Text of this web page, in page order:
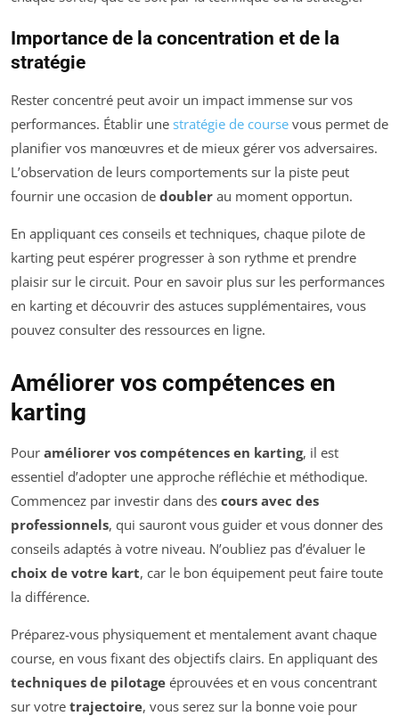
Importance de la concentration et de la
stratégie
Rester concentré peut avoir un impact immense sur vos
performances. Établir une stratégie de course vous permet de
planifier vos manœuvres et de mieux gérer vos adversaires.
L’observation de leurs comportements sur la piste peut
fournir une occasion de doubler au moment opportun.
En appliquant ces conseils et techniques, chaque pilote de
karting peut espérer progresser à son rythme et prendre
plaisir sur le circuit. Pour en savoir plus sur les performances
en karting et découvrir des astuces supplémentaires, vous
pouvez consulter des ressources en ligne.
Améliorer vos compétences en
karting
Pour améliorer vos compétences en karting, il est
essentiel d’adopter une approche réfléchie et méthodique.
Commencez par investir dans des cours avec des
professionnels, qui sauront vous guider et vous donner des
conseils adaptés à votre niveau. N’oubliez pas d’évaluer le
choix de votre kart, car le bon équipement peut faire toute
la différence.
Préparez-vous physiquement et mentalement avant chaque
course, en vous fixant des objectifs clairs. En appliquant des
techniques de pilotage éprouvées et en vous concentrant
sur votre trajectoire, vous serez sur la bonne voie pour